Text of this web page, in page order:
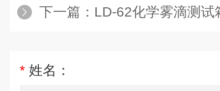
下一篇： LD-62化学雾滴测试
* 姓名：